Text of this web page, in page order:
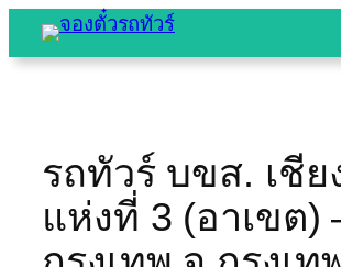
Skip
รถทัวร์ บขส. เชีย
แห่งที่ 3 (อาเขต)